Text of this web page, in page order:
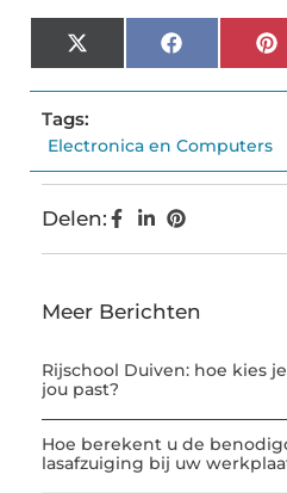
X
(Twitter)
Facebook
Tags:
Electronica en Computers
Delen:
Meer Berichten
Rijschool Duiven: hoe kies
jou past?
Hoe berekent u de
lasafzuiging bij uw